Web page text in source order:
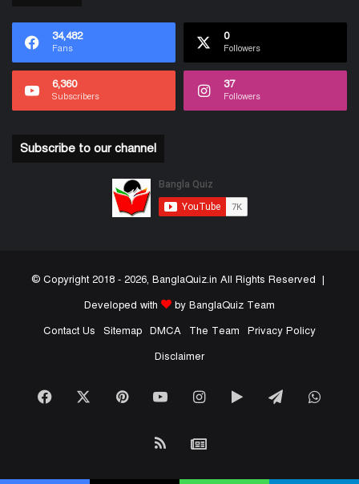
34,482
Fans
0
Followers
6,360
Subscribers
37
Followers
Subscribe to our channel
© Copyright 2018 - 2026, BanglaQuiz.in All Rights Reserved |
Developed with
by BanglaQuiz Team
Contact Us
Sitemap DMCA The Team
Privacy Policy
Disclaimer
Facebook PinterestYouTubeInstagram
GoogleTelegram
RSS Google